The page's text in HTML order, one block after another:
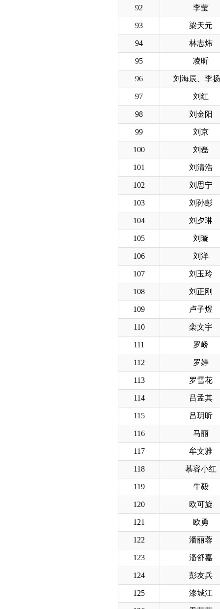
92 李莹
93 梁天元
94 林志炜
95 凌昕
96 刘海辰、李
97 刘红
98 刘金阳
99 刘京
100 刘磊
101 刘清浩
102 刘思宁
103 刘孙彭
104 刘夕琳
105 刘璇
106 刘洋
107 刘玉玲
108 刘正刚
109 卢子煜
110 栾文宇
111 罗峤
112 罗婷
113 罗雪花
114 吕孟其
115 吕玥昕
116 马丽
117 牟文雅
118 慕容小红
119 牛毅
120 欧可旋
121 欧勇
122 潘丽蓉
123 潘舒嘉
124 彭友兵
125 漆城江